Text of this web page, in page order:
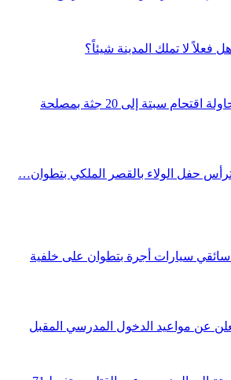
فعلاً لا تملك المدينة شيئاً؟
ارتفاع حصيلة ضحايا محاولة اقتحام سبتة إلى 20 جثة بمصلحة
حفل الولاء بالقصر الملكي بتطوان…
سيارات أجرة بتطوان على خلفية
تعلن عن مواعيد الدخول المدرسي المقبل